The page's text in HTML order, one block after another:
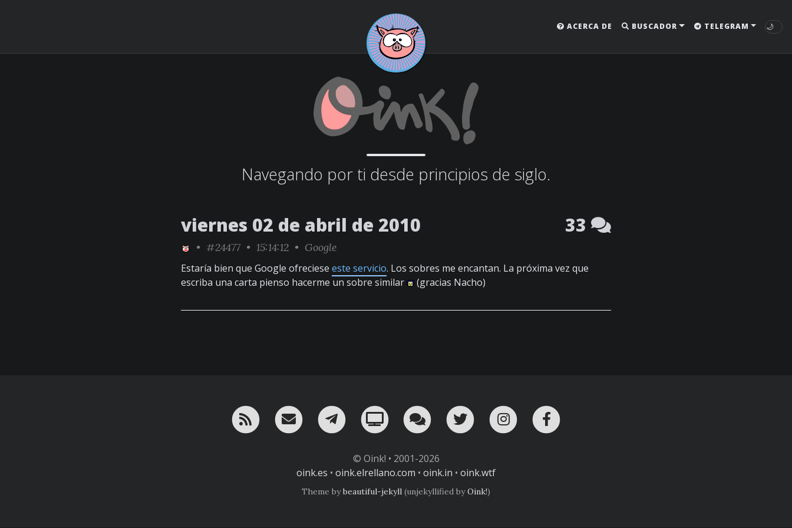
ACERCA DE BUSCADOR TELEGRAM 🌙
Navegando por ti desde principios de siglo.
viernes 02 de abril de 2010 33
• #24477 • 15:14:12 • Google
Estaría bien que Google ofreciese este servicio. Los sobres me encantan. La próxima vez que
escriba una carta pienso hacerme un sobre similar
(gracias Nacho)
RSS ¡Mándame un email!
¡Nuestro canal en Telegram!
Oink! TV Charla con nosotros en Telegram
Twitter Instagram
© Oink! • 2001-2026
oink.es • oink.elrellano.com • oink.in • oink.wtf
Theme bybeautiful-jekyll (unjekyllified byOink!)